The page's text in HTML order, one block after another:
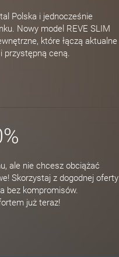
Polska i jednocześnie
Nowy model REVE SLIM
które łączą aktualne
przystępną ceną.
ale nie chcesz obciążać
Skorzystaj z dogodnej oferty
bez kompromisów.
już teraz!